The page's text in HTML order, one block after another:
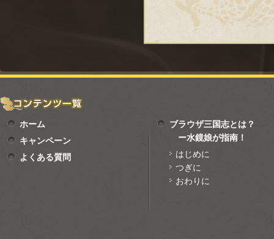
ホーム
キャンペーン
よくある質問
ブラウザ三国志とは？
ー水鏡娘が指南！
はじめに
つぎに
おわりに